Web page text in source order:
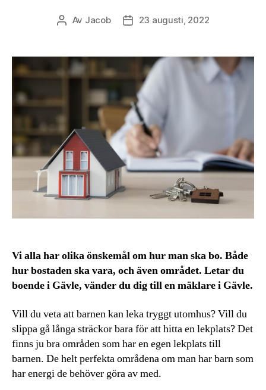
Inläggsförfattare
Av Jacob Inläggsdatum
23 augusti, 2022
Vi alla har olika önskemål om hur man ska bo. Både
hur bostaden ska vara, och även området. Letar du
boende i Gävle, vänder du dig till en mäklare i Gävle.
Vill du veta att barnen kan leka tryggt utomhus? Vill du
slippa gå långa sträckor bara för att hitta en lekplats? Det
finns ju bra områden som har en egen lekplats till
barnen. De helt perfekta områdena om man har barn som
har energi de behöver göra av med.